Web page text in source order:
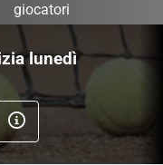
giocatori
lunedì